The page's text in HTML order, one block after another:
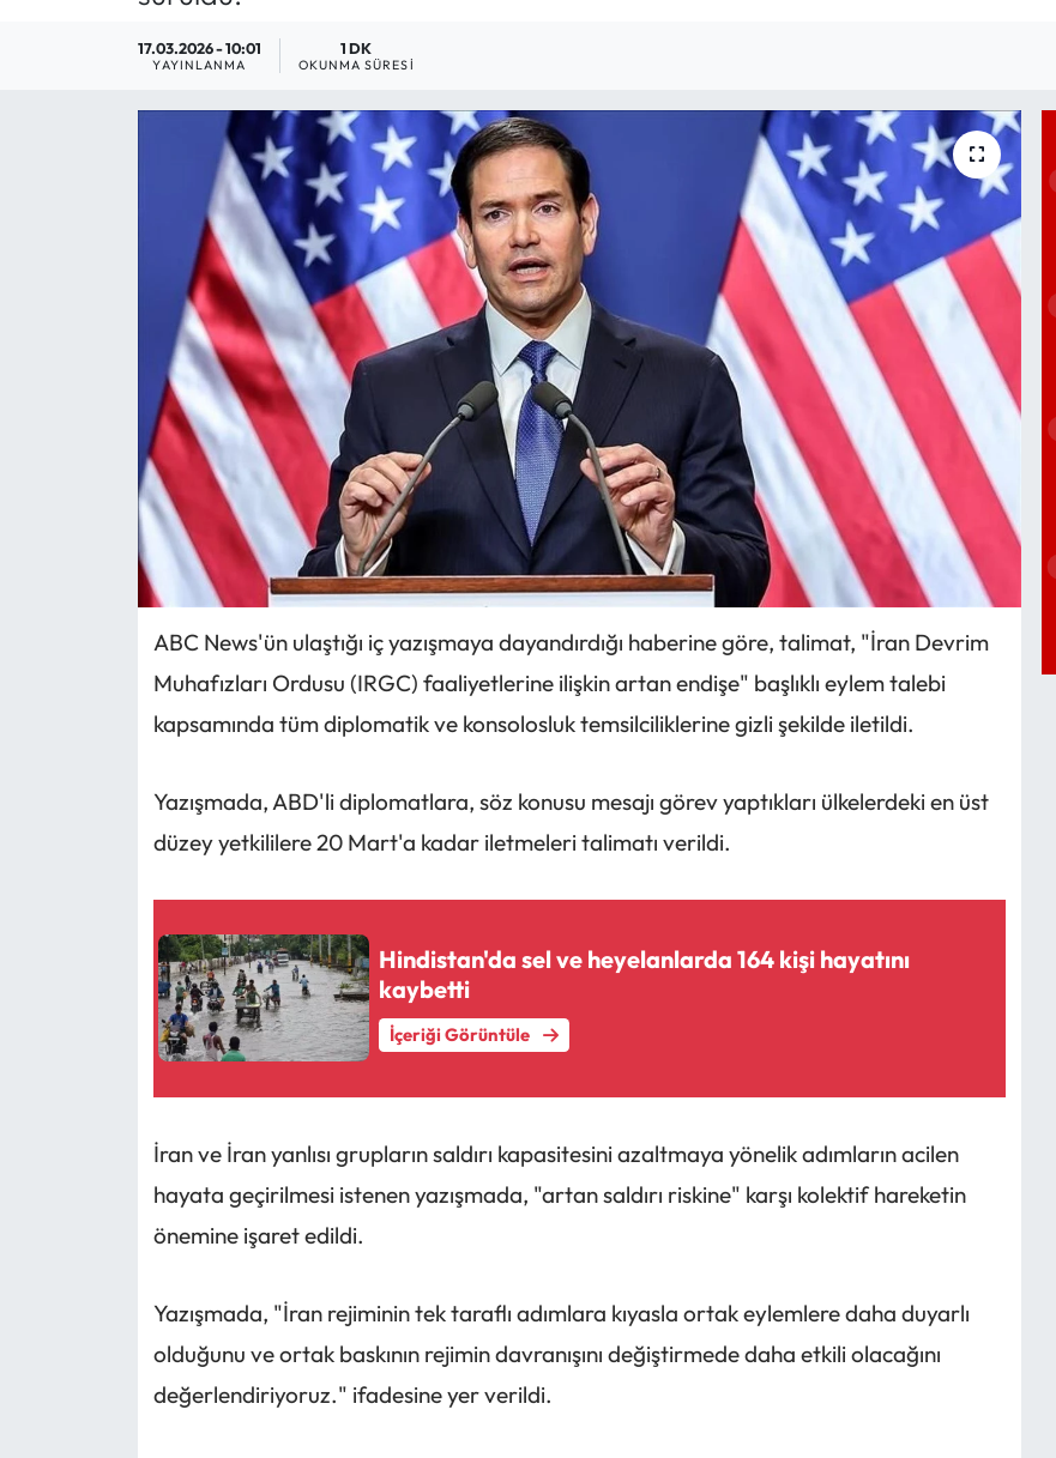
17.03.2026 - 10:01
YAYINLANMA
1 DK
OKUNMA SÜRESI
ABC News'ün ulaştığı iç yazışmaya dayandırdığı haberine göre, talimat, "İran Devrim
Muhafızları Ordusu (IRGC) faaliyetlerine ilişkin artan endişe" başlıklı eylem talebi
kapsamında tüm diplomatik ve konsolosluk temsilciliklerine gizli şekilde iletildi.
Yazışmada, ABD'li diplomatlara, söz konusu mesajı görev yaptıkları ülkelerdeki en üst
düzey yetkililere 20 Mart'a kadar iletmeleri talimatı verildi.
Hindistan'da sel ve heyelanlarda 164 kişi hayatını
kaybetti
İçeriği Görüntüle
İran ve İran yanlısı grupların saldırı kapasitesini azaltmaya yönelik adımların acilen
hayata geçirilmesi istenen yazışmada, "artan saldırı riskine" karşı kolektif hareketin
önemine işaret edildi.
Yazışmada, "İran rejiminin tek taraflı adımlara kıyasla ortak eylemlere daha duyarlı
olduğunu ve ortak baskının rejimin davranışını değiştirmede daha etkili olacağını
değerlendiriyoruz." ifadesine yer verildi.